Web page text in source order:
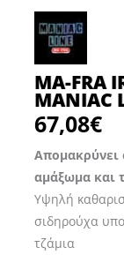
MA-FRA
MANIAC
67,08€
Απομακρύνει
αμάξωμα και
Υψηλή
σιδηρούχα
τζάμια